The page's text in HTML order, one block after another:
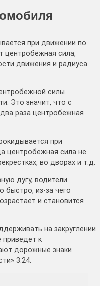
при движении по
центробежная сила,
движения и радиуса
силы
Это значит, что с
раза центробежная
при
центробежная сила не
во дворах и т.д.
дугу, водители
быстро, из-за чего
и становится
на закруглении
приведет к
дорожные знаки
3.24.